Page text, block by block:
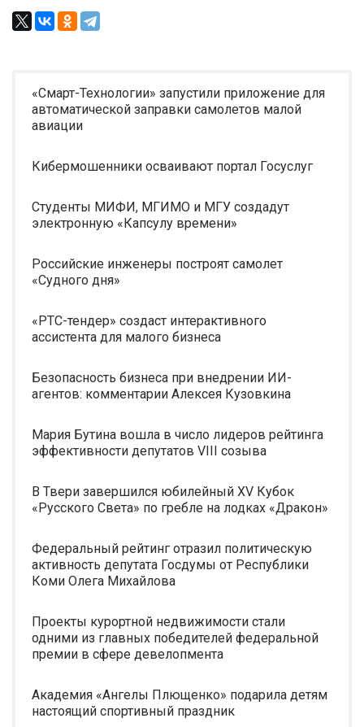
«Смарт-Технологии» запустили приложение для
автоматической заправки самолетов малой
авиации
Кибермошенники осваивают портал Госуслуг
Студенты МИФИ, МГИМО и МГУ создадут
электронную «Капсулу времени»
Российские инженеры построят самолет
«Судного дня»
«РТС-тендер» создаст интерактивного
ассистента для малого бизнеса
Безопасность бизнеса при внедрении ИИ-
агентов: комментарии Алексея Кузовкина
Мария Бутина вошла в число лидеров рейтинга
эффективности депутатов VIII созыва
В Твери завершился юбилейный XV Кубок
«Русского Света» по гребле на лодках «Дракон»
Федеральный рейтинг отразил политическую
активность депутата Госдумы от Республики
Коми Олега Михайлова
Проекты курортной недвижимости стали
одними из главных победителей федеральной
премии в сфере девелопмента
Академия «Ангелы Плющенко» подарила детям
настоящий спортивный праздник